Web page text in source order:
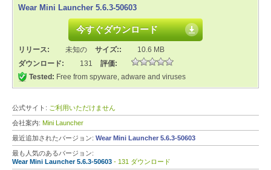
Wear Mini Launcher 5.6.3-50603
今すぐダウンロード
リリース: 未知の サイズ::
10.6 MB
ダウンロード:
131
評価:
Tested: Free from spyware, adware and viruses
公式サイト: ご利用いただけません
会社案内: Mini Launcher
最近追加されたバージョン: Wear Mini Launcher 5.6.3-50603
最も人気のあるバージョン:
Wear Mini Launcher 5.6.3-50603 - 131 ダウンロード